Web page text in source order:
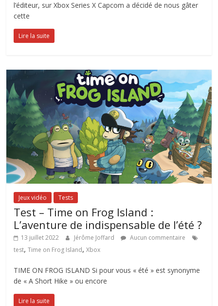
l’éditeur, sur Xbox Series X Capcom a décidé de nous gâter
cette
Lire la suite
Jeux vidéo Tests
Test – Time on Frog Island :
L’aventure de indispensable de l’été ?
13 juillet 2022 Jérôme Joffard
Aucun commentaire
test,Time on Frog Island,Xbox
TIME ON FROG ISLAND Si pour vous « été » est synonyme
de « A Short Hike » ou encore
Lire la suite